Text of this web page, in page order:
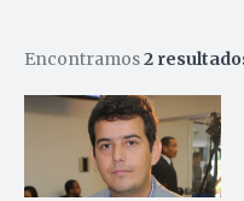
Encontramos2